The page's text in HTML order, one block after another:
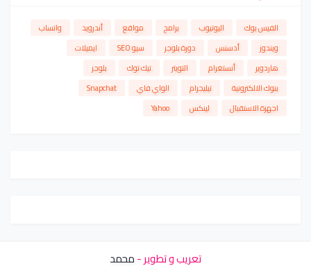
الفيس بوك اليوتيوب برامج مواقع أندرويد
واتساب
ويندوز
أدسنس دورة بلوجر سيو SEO
ايميلات
هاردوير
أنستغرام التويتر تيك توك
بلوجر
بنوك الالكترونية
تيليجرام الواي فاي
Snapchat
اجهزة الاستقبال
لينكس Yahoo
تعريب و تطوير -محمد